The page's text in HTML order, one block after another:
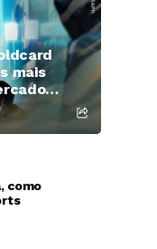
mais
como